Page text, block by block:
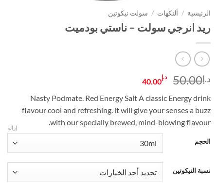
الرئيسية / ألنكهات / سولت نيكوتين
ريد انرجي سولت – ناستي بودميت
د.إ50.00 السعر
هو:
د.إ50.00.
د.إ40.00السعر
هو:
د.إ40.00.
Nasty Podmate. Red Energy Salt A classic Energy drink
flavour cool and refreshing. it will give your senses a buzz
with our specially brewed, mind-blowing flavour.
الحجم
نسبة النيكوتين
إزالة